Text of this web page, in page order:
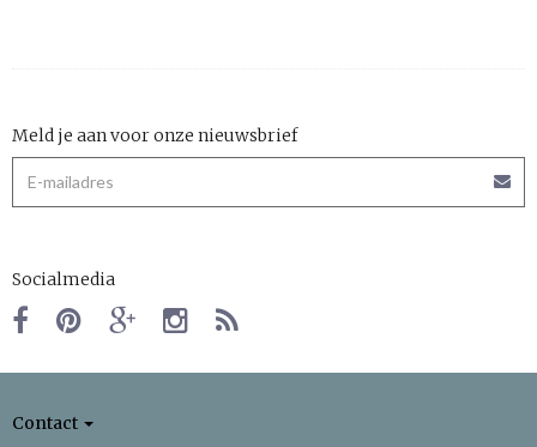
Meld je aan voor onze nieuwsbrief
Socialmedia
Contact